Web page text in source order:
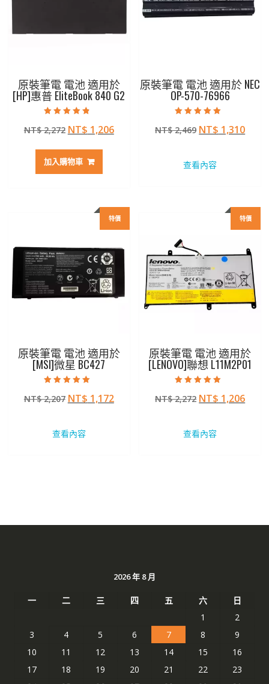
原裝筆電 電池 適用於
[HP]惠普 EliteBook 840 G2
4.50
滿分 5
NT$2,272 原
價
格：
NT$ 1,206目
加入購物車
原裝筆電 電池 適用於 NEC
OP-570-76966
5.00
滿分 5
NT$2,469 原
格：
NT$ 1,310目
查看內容
特價
原裝筆電 電池 適用於
[MSI]微星 BC427
5.00
滿分 5
NT$2,207 原
格：
NT$ 1,172目
查看內容
特價
原裝筆電 電池 適用於
[LENOVO]聯想 L11M2P01
5.00
滿分 5
NT$2,272 原
格：
NT$ 1,206目
查看內容
2026 年 8 月
一 二 三 四 五 六
日
1
2
3
4 5 6 7 8
9
10
11 12 13 14 15
16
17
18 19 20 21 22
23